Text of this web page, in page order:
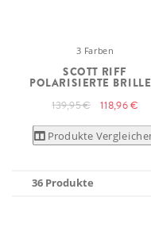
3 Farben
SCOTT RIFF
POLARISIERTE
139,95 € 118,96 €
Produkte
36 Produkte